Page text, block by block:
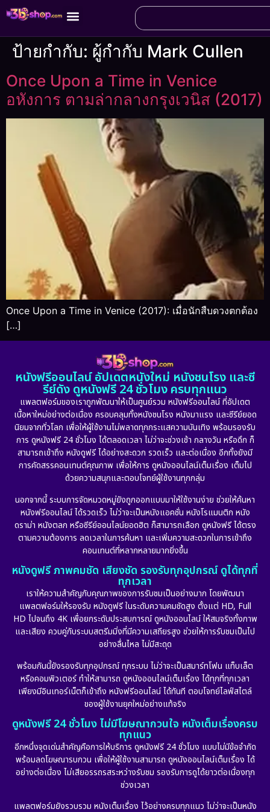
ป้ายกำกับ: ผู้กำกับ Mark Cullen
Once Upon a Time in Venice
อหังการ ตามล่ากลางกรุงเวนิส (2017)
Once Upon a Time in Venice (2017): เมื่อนักสืบดวงตกต้อง
[…]
หนังฟรีออนไลน์ อัปเดตหนังใหม่ หนังชนโรง และซี
รีย์ดัง ดูหนังฟรี 24 ชั่วโมง ครบทุกแนว
แพลตฟอร์มของเราถูกพัฒนาให้เป็นศูนย์รวม หนังฟรีออนไลน์ ที่อัปเดต
เนื้อหาใหม่อย่างต่อเนื่อง ครอบคลุมทั้งหนังชนโรง หนังมาแรง และซีรีย์ยอด
นิยมจากทั่วโลก เพื่อให้ผู้ใช้งานไม่พลาดทุกกระแสความบันเทิง พร้อมรองรับ
การ ดูหนังฟรี 24 ชั่วโมง ได้ตลอดเวลา ไม่ว่าจะช่วงเช้า กลางวัน หรือดึก ก็
สามารถเข้าถึง หนังดูฟรี ได้อย่างสะดวก รวดเร็ว และต่อเนื่อง อีกทั้งยังมี
การคัดสรรคอนเทนต์คุณภาพ เพื่อให้การ ดูหนังออนไลน์เต็มเรื่อง เต็มไป
ด้วยความสนุกและตอบโจทย์ผู้ใช้งานทุกกลุ่ม
นอกจากนี้ ระบบการจัดหมวดหมู่ยังถูกออกแบบมาให้ใช้งานง่าย ช่วยให้ค้นหา
หนังฟรีออนไลน์ ได้รวดเร็ว ไม่ว่าจะเป็นหนังแอคชั่น หนังโรแมนติก หนัง
ดราม่า หนังตลก หรือซีรีย์ออนไลน์ยอดฮิต ก็สามารถเลือก ดูหนังฟรี ได้ตรง
ตามความต้องการ ลดเวลาในการค้นหา และเพิ่มความสะดวกในการเข้าถึง
คอนเทนต์ที่หลากหลายมากยิ่งขึ้น
หนังดูฟรี ภาพคมชัด เสียงชัด รองรับทุกอุปกรณ์ ดูได้ทุกที่
ทุกเวลา
เราให้ความสำคัญกับคุณภาพของการรับชมเป็นอย่างมาก โดยพัฒนา
แพลตฟอร์มให้รองรับ หนังดูฟรี ในระดับความคมชัดสูง ตั้งแต่ HD, Full
HD ไปจนถึง 4K เพื่อยกระดับประสบการณ์ ดูหนังออนไลน์ ให้สมจริงทั้งภาพ
และเสียง ควบคู่กับระบบสตรีมมิ่งที่มีความเสถียรสูง ช่วยให้การรับชมเป็นไป
อย่างลื่นไหล ไม่มีสะดุด
พร้อมกันนี้ยังรองรับทุกอุปกรณ์ ทุกระบบ ไม่ว่าจะเป็นสมาร์ทโฟน แท็บเล็ต
หรือคอมพิวเตอร์ ทำให้สามารถ ดูหนังออนไลน์เต็มเรื่อง ได้ทุกที่ทุกเวลา
เพียงมีอินเทอร์เน็ตก็เข้าถึง หนังฟรีออนไลน์ ได้ทันที ตอบโจทย์ไลฟ์สไตล์
ของผู้ใช้งานยุคใหม่อย่างแท้จริง
ดูหนังฟรี 24 ชั่วโมง ไม่มีโฆษณากวนใจ หนังเต็มเรื่องครบ
ทุกแนว
อีกหนึ่งจุดเด่นสำคัญคือการให้บริการ ดูหนังฟรี 24 ชั่วโมง แบบไม่มีข้อจำกัด
พร้อมลดโฆษณารบกวน เพื่อให้ผู้ใช้งานสามารถ ดูหนังออนไลน์เต็มเรื่อง ได้
อย่างต่อเนื่อง ไม่เสียอรรถรสระหว่างรับชม รองรับการดูได้ยาวต่อเนื่องทุก
ช่วงเวลา
แพลตฟอร์มยังรวบรวม หนังเต็มเรื่อง ไว้อย่างครบทุกแนว ไม่ว่าจะเป็นหนัง